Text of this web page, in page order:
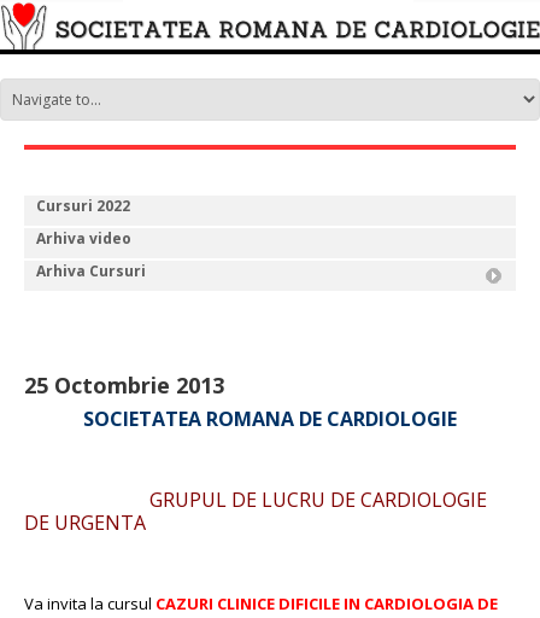
Cursuri 2022
Arhiva video
Arhiva Cursuri
25 Octombrie 2013
SOCIETATEA ROMANA DE CARDIOLOGIE
GRUPUL DE LUCRU DE CARDIOLOGIE
DE URGENTA
Va invita la cursul CAZURI CLINICE DIFICILE IN CARDIOLOGIA DE